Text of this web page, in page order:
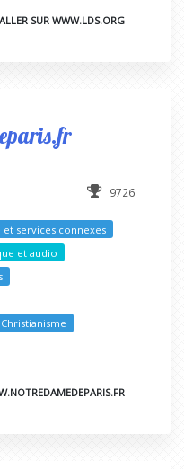
ALLER SUR WWW.LDS.ORG
9726
et services connexes
et audio
Christianisme